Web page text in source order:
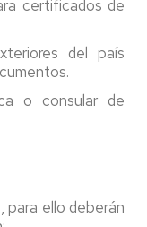
certificados de
del país
o consular de
, para ello deberán